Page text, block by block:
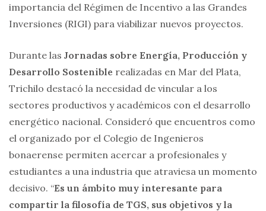
importancia del Régimen de Incentivo a las Grandes
Inversiones (RIGI) para viabilizar nuevos proyectos.
Durante las Jornadas sobre Energía, Producción y
Desarrollo Sostenible realizadas en Mar del Plata,
Trichilo destacó la necesidad de vincular a los
sectores productivos y académicos con el desarrollo
energético nacional. Consideró que encuentros como
el organizado por el Colegio de Ingenieros
bonaerense permiten acercar a profesionales y
estudiantes a una industria que atraviesa un momento
decisivo. “Es un ámbito muy interesante para
compartir la filosofía de TGS, sus objetivos y la